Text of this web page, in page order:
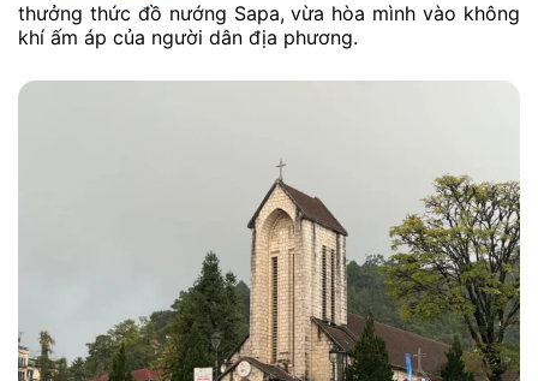
thưởng thức đồ nướng Sapa, vừa hòa mình vào không
khí ấm áp của người dân địa phương.